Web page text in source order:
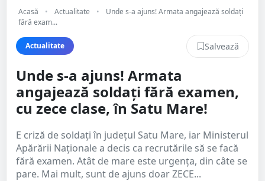
Acasă • Actualitate •
Unde s-a ajuns! Armata angajează soldați
fără exam...
Actualitate Salvează
Unde s-a ajuns! Armata
angajează soldați fără examen,
cu zece clase, în Satu Mare!
E criză de soldați în județul Satu Mare, iar Ministerul
Apărării Naționale a decis ca recrutările să se facă
fără examen. Atât de mare este urgența, din câte se
pare. Mai mult, sunt de ajuns doar ZECE...